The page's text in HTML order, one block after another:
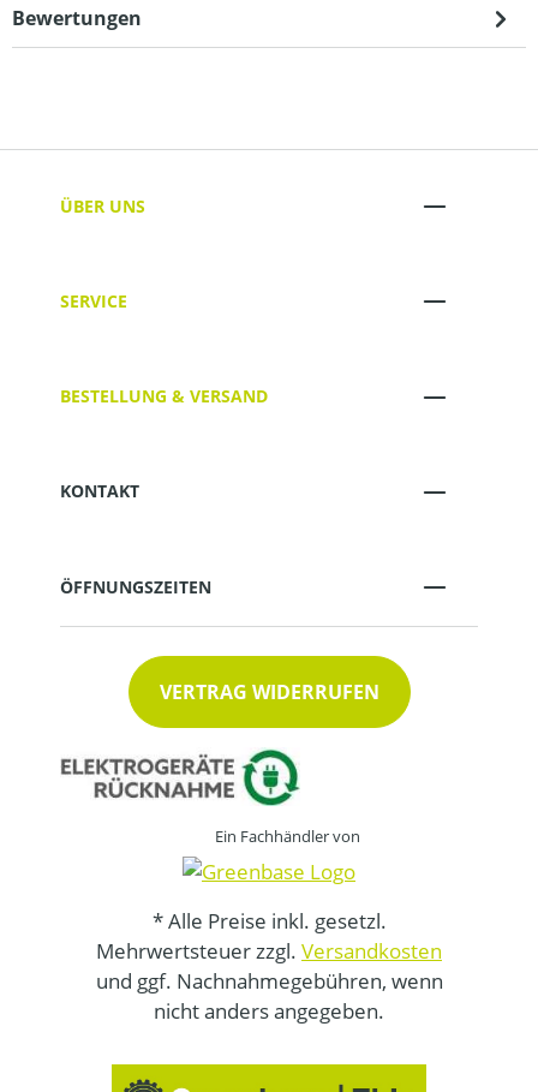
Bewertungen
ÜBER UNS
SERVICE
BESTELLUNG & VERSAND
KONTAKT
ÖFFNUNGSZEITEN
VERTRAG WIDERRUFEN
Ein Fachhändler von
* Alle Preise inkl. gesetzl.
Mehrwertsteuer zzgl. Versandkosten
und ggf. Nachnahmegebühren, wenn
nicht anders angegeben.